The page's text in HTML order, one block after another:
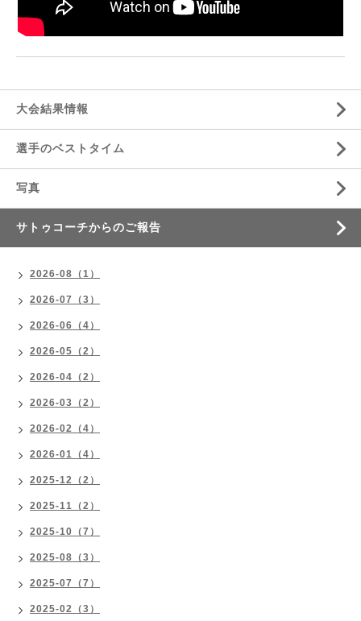
大会結果情報
選手のベストタイム
写真
サトゥコーチからのご報告
2026-08（1）
2026-07（3）
2026-06（4）
2026-05（2）
2026-04（2）
2026-03（2）
2026-02（4）
2026-01（4）
2025-12（2）
2025-11（2）
2025-10（7）
2025-08（3）
2025-07（7）
2025-02（3）